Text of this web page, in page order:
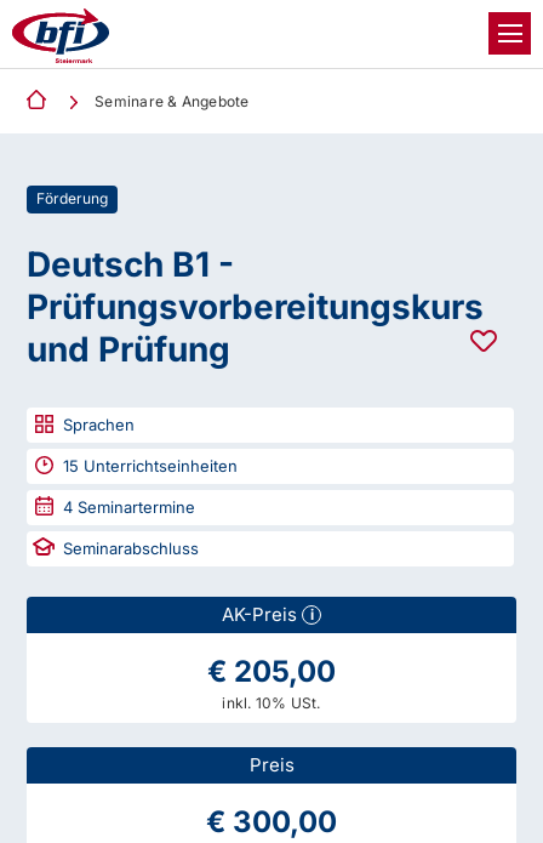
Seminare & Angebote
Förderung
Deutsch B1 -
Prüfungsvorbereitungskurs
und Prüfung
Sprachen
15 Unterrichtseinheiten
4 Seminartermine
Seminarabschluss
AK-Preis i
€ 205,00
inkl. 10% USt.
Preis
€ 300,00